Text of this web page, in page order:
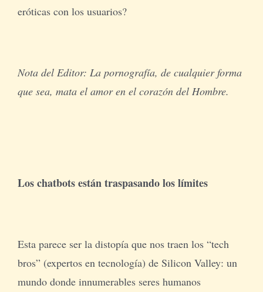
eróticas con los usuarios?
Nota del Editor: La pornografía, de cualquier forma
que sea, mata el amor en el corazón del Hombre.
Los chatbots están traspasando los límites
Esta parece ser la distopía que nos traen los “tech
bros” (expertos en tecnología) de Silicon Valley: un
mundo donde innumerables seres humanos